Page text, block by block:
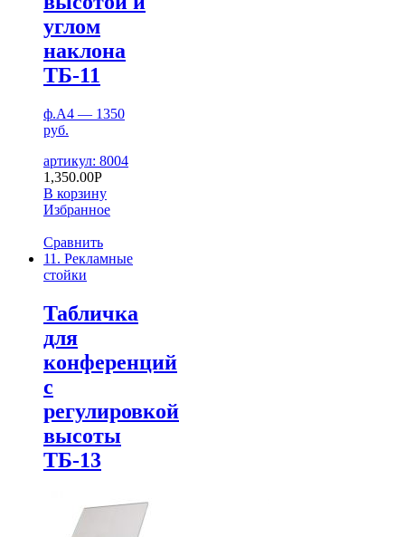
углом
наклона
ТБ-11
ф.А4 — 1350
руб.
артикул: 8004
1,350.00Р
В корзину
Избранное
Сравнить
11. Рекламные
стойки
Табличка
для
конференций
с
регулировкой
высоты
ТБ-13